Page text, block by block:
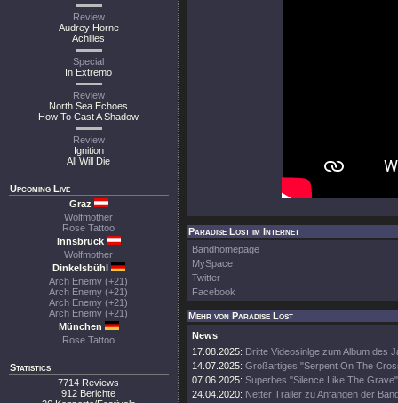
Review
Audrey Horne
Achilles
Special
In Extremo
Review
North Sea Echoes
How To Cast A Shadow
Review
Ignition
All Will Die
Upcoming Live
Graz
Wolfmother
Rose Tattoo
Innsbruck
Wolfmother
Dinkelsbühl
Arch Enemy (+21)
Arch Enemy (+21)
Arch Enemy (+21)
Arch Enemy (+21)
München
Rose Tattoo
Statistics
7714 Reviews
912 Berichte
Paradise Lost im Internet
Bandhomepage
MySpace
Twitter
Facebook
Mehr von Paradise Lost
News
17.08.2025: Dritte Videosinlge zum Album des
14.07.2025: Großartiges "Serpent On The
07.06.2025: Superbes "Silence Like The
24.04.2020: Netter Trailer zu Anfängen der